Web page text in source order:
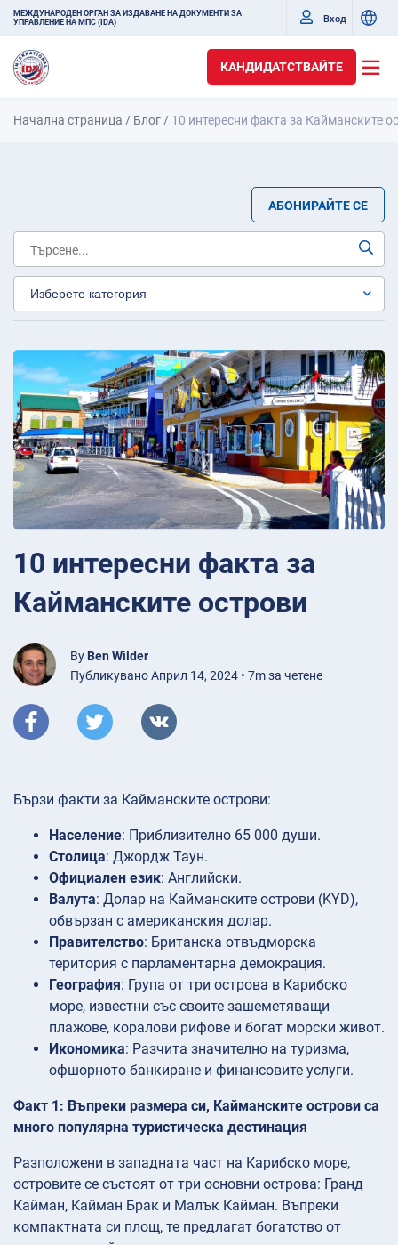
МЕЖДУНАРОДЕН ОРГАН ЗА ИЗДАВАНЕ НА ДОКУМЕНТИ ЗА
УПРАВЛЕНИЕ НА МПС (IDA)
Вход
КАНДИДАТСТВАЙТЕ
Начална страница / Блог / 10 интересни факта за Кайманските
АБОНИРАЙТЕ СЕ
10 интересни факта за
Кайманските острови
By Ben Wilder
Публикувано Април 14, 2024 • 7m за четене
Бързи факти за Кайманските острови:
Население: Приблизително 65 000 души.
Столица: Джордж Таун.
Официален език: Английски.
Валута: Долар на Кайманските острови (KYD),
обвързан с американския долар.
Правителство: Британска отвъдморска
територия с парламентарна демокрация.
География: Група от три острова в Карибско
море, известни със своите зашеметяващи
плажове, коралови рифове и богат морски живот.
Икономика: Разчита значително на туризма,
офшорното банкиране и финансовите услуги.
Факт 1: Въпреки размера си, Кайманските острови са
много популярна туристическа дестинация
Разположени в западната част на Карибско море,
островите се състоят от три основни острова: Гранд
Кайман, Кайман Брак и Малък Кайман. Въпреки
компактната си площ, те предлагат богатство от